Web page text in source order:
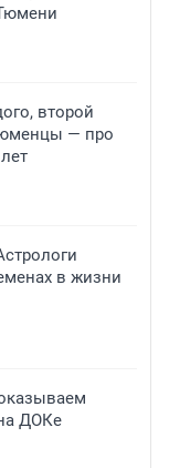
второй
— про
в жизни
ДОКе